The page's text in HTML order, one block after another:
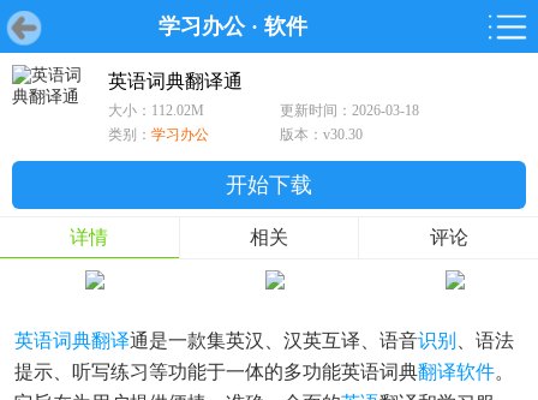
学习办公· 软件
首页 游戏 软件
首页 游戏 软件 鸿蒙
游戏
鸿蒙
软件
专题
英语词典翻译通
大小：112.02M
更新时间：2026-03-18
类别： 学习办公 版本：v30.30
开始下载
详情 相关 评论
英语词典翻译通是一款集英汉、汉英互译、语音识别
、语法
提示、听写练习等功能于一体的多功能英语词典翻译软件。